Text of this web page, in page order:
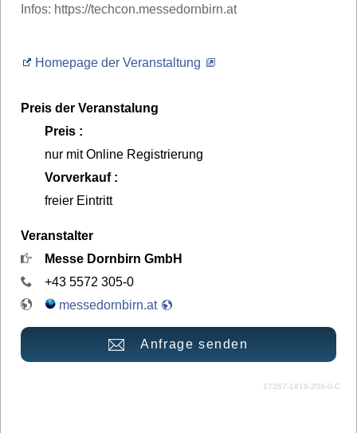
Infos: https://techcon.messedornbirn.at
Homepage der Veranstaltung
Preis der Veranstalung
Preis :
nur mit Online Registrierung
Vorverkauf :
freier Eintritt
Veranstalter
Messe Dornbirn GmbH
+43 5572 305-0
messedornbirn.at
Anfrage senden
17267-1919-209-0-C